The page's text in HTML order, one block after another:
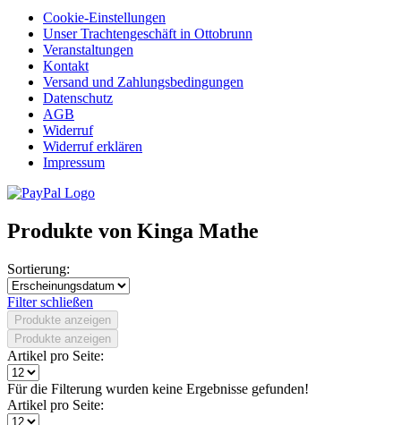
Cookie-Einstellungen
Unser Trachtengeschäft in Ottobrunn
Veranstaltungen
Kontakt
Versand und Zahlungsbedingungen
Datenschutz
AGB
Widerruf
Widerruf erklären
Impressum
Produkte von Kinga Mathe
Sortierung:
Filter schließen
Produkte anzeigen
Produkte anzeigen
Artikel pro Seite:
Für die Filterung wurden keine Ergebnisse gefunden!
Artikel pro Seite: